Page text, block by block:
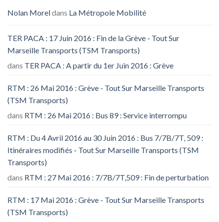
Nolan Moreldans La Métropole Mobilité
TER PACA : 17 Juin 2016 : Fin de la Grève - Tout Sur
Marseille Transports (TSM Transports)
dans TER PACA : A partir du 1er Juin 2016 : Grève
RTM : 26 Mai 2016 : Grève - Tout Sur Marseille Transports
(TSM Transports)
dans RTM : 26 Mai 2016 : Bus 89 : Service interrompu
RTM : Du 4 Avril 2016 au 30 Juin 2016 : Bus 7/7B/7T, 509 :
Itinéraires modifiés - Tout Sur Marseille Transports (TSM
Transports)
dans RTM : 27 Mai 2016 : 7/7B/7T,509 : Fin de perturbation
RTM : 17 Mai 2016 : Grève - Tout Sur Marseille Transports
(TSM Transports)